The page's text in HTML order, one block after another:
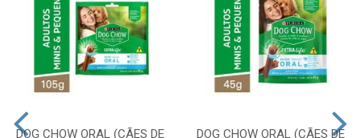
DOG CHOW ORAL (CÃES DE
DOG CHOW ORAL (CÃES DE